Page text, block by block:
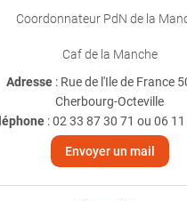
Coordonnateur PdN de la
Caf de la Manche
Adresse : Rue de l'Ile de France
Cherbourg-Octeville
:02 33 87 30 71 ou 06
Envoyer un mail